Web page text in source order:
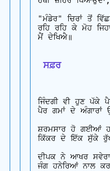
"ਮੰਡੇਰ" ਚਿਰਾਂ ਤੋਂ
ਰਹਿ ਰਹਿ ਕੇ ਮੋਹ
ਮੈਂ ਦੇਖਿਐ॥
ਸਫ਼ਰ
ਜਿੰਦਗੀ ਵੀ ਹੁਣ ਪੱਕੇ
ਪੈਰ ਗਮਾਂ ਦੇ ਅੰਗਾਰਾਂ
ਸ਼ਰਮਸਾਰ ਹੋ ਗਈਆਂ
ਕਿੱਕਰ ਦੇ ਇੱਕ ਸੁੱਕੇ
ਦੀਪਕ ਨੇ ਆਖਰ
ਜੰਗ ਹਨੇਰਿਆਂ ਨਾਲ